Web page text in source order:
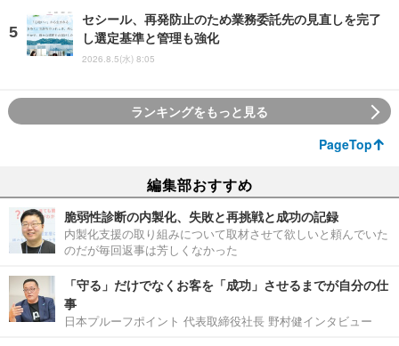
セシール、再発防止のため業務委託先の見直しを完了
し選定基準と管理も強化
2026.8.5(水) 8:05
ランキングをもっと見る
PageTop
編集部おすすめ
脆弱性診断の内製化、失敗と再挑戦と成功の記録
内製化支援の取り組みについて取材させて欲しいと頼んでいた
のだが毎回返事は芳しくなかった
「守る」だけでなくお客を「成功」させるまでが自分の仕
事
日本プルーフポイント 代表取締役社長 野村健インタビュー